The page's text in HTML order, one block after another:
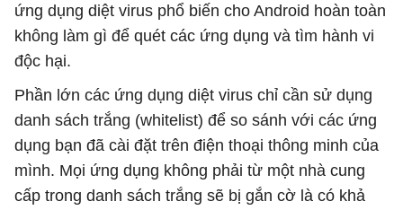
ứng dụng diệt virus phổ biến cho Android hoàn toàn
không làm gì để quét các ứng dụng và tìm hành vi
độc hại.
Phần lớn các ứng dụng diệt virus chỉ cần sử dụng
danh sách trắng (whitelist) để so sánh với các ứng
dụng bạn đã cài đặt trên điện thoại thông minh của
mình. Mọi ứng dụng không phải từ một nhà cung
cấp trong danh sách trắng sẽ bị gắn cờ là có khả